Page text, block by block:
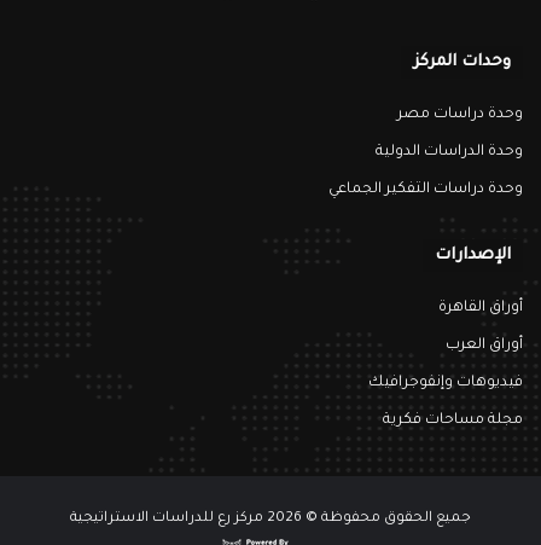
وحدات المركز
وحدة دراسات مصر
وحدة الدراسات الدولية
وحدة دراسات التفكير الجماعي
الإصدارات
أوراق القاهرة
أوراق العرب
فيديوهات وإنفوجرافيك
مجلة مساحات فكرية
جميع الحقوق محفوظة © 2026 مركز رع للدراسات الاستراتيجية